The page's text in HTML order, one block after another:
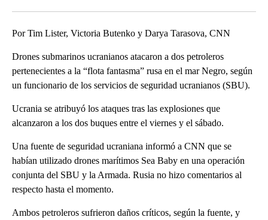
Por Tim Lister, Victoria Butenko y Darya Tarasova, CNN
Drones submarinos ucranianos atacaron a dos petroleros
pertenecientes a la “flota fantasma” rusa en el mar Negro, según
un funcionario de los servicios de seguridad ucranianos (SBU).
Ucrania se atribuyó los ataques tras las explosiones que
alcanzaron a los dos buques entre el viernes y el sábado.
Una fuente de seguridad ucraniana informó a CNN que se
habían utilizado drones marítimos Sea Baby en una operación
conjunta del SBU y la Armada. Rusia no hizo comentarios al
respecto hasta el momento.
Ambos petroleros sufrieron daños críticos, según la fuente, y